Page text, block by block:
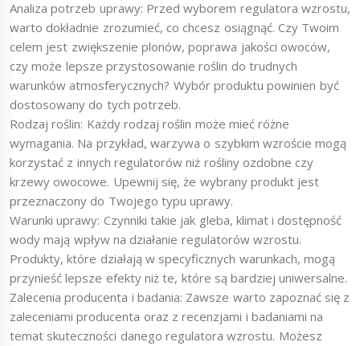
Analiza potrzeb uprawy: Przed wyborem regulatora wzrostu,
warto dokładnie zrozumieć, co chcesz osiągnąć. Czy Twoim
celem jest zwiększenie plonów, poprawa jakości owoców,
czy może lepsze przystosowanie roślin do trudnych
warunków atmosferycznych? Wybór produktu powinien być
dostosowany do tych potrzeb.
Rodzaj roślin: Każdy rodzaj roślin może mieć różne
wymagania. Na przykład, warzywa o szybkim wzroście mogą
korzystać z innych regulatorów niż rośliny ozdobne czy
krzewy owocowe. Upewnij się, że wybrany produkt jest
przeznaczony do Twojego typu uprawy.
Warunki uprawy: Czynniki takie jak gleba, klimat i dostępność
wody mają wpływ na działanie regulatorów wzrostu.
Produkty, które działają w specyficznych warunkach, mogą
przynieść lepsze efekty niż te, które są bardziej uniwersalne.
Zalecenia producenta i badania: Zawsze warto zapoznać się z
zaleceniami producenta oraz z recenzjami i badaniami na
temat skuteczności danego regulatora wzrostu. Możesz